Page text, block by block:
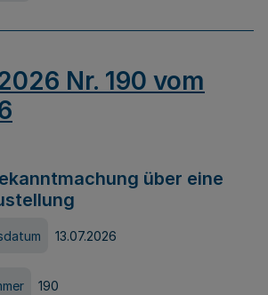
Nr. 190 vom
über eine
13.07.2026
190